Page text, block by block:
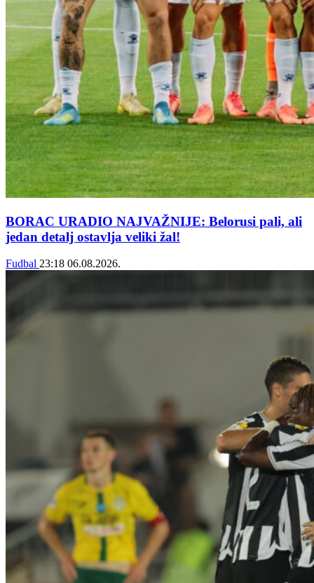
BORAC URADIO NAJVAŽNIJE: Belorusi pali, ali
jedan detalj ostavlja veliki žal!
Fudbal 23:18 06.08.2026.